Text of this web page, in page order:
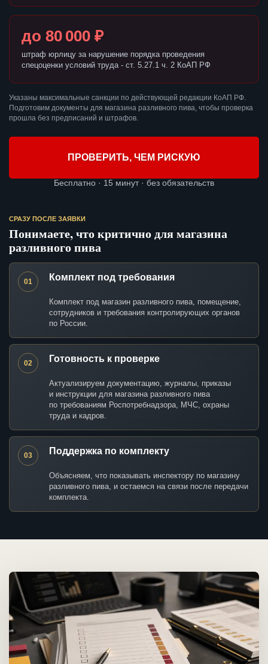
до 80 000 ₽
штраф юрлицу за нарушение порядка проведения
спецоценки условий труда - ст. 5.27.1 ч. 2 КоАП РФ
Указаны максимальные санкции по действующей редакции КоАП РФ.
Подготовим документы для магазина разливного пива, чтобы проверка
прошла без предписаний и штрафов.
ПРОВЕРИТЬ, ЧЕМ РИСКУЮ
Бесплатно · 15 минут · без обязательств
СРАЗУ ПОСЛЕ ЗАЯВКИ
Понимаете, что критично для магазина
разливного пива
01 Комплект под требования
Комплект под магазин разливного пива, помещение,
сотрудников и требования контролирующих органов
по России.
02 Готовность к проверке
Актуализируем документацию, журналы, приказы
и инструкции для магазина разливного пива
по требованиям Роспотребнадзора, МЧС, охраны
труда и кадров.
03 Поддержка по комплекту
Объясняем, что показывать инспектору по магазину
разливного пива, и остаемся на связи после передачи
комплекта.